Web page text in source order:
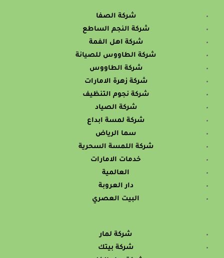
شركة الصفا
شركة النجم الساطع
شركة اهل الفمة
شركة الطاووس للصيانة
شركة الطاووس
شركة زهرة الامارات
شركة نجوم التنظيف
شركة الصياد
شركة لمسة ابداع
سما الرياض
شركة اللمسة السحرية
خدمات الامارات
العالمية
دار العروبة
البيت العصري
شركة لمار
شركة بيتك